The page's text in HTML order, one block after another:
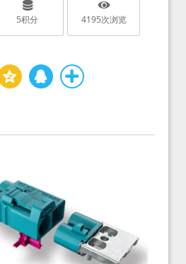
5积分 4195次浏览